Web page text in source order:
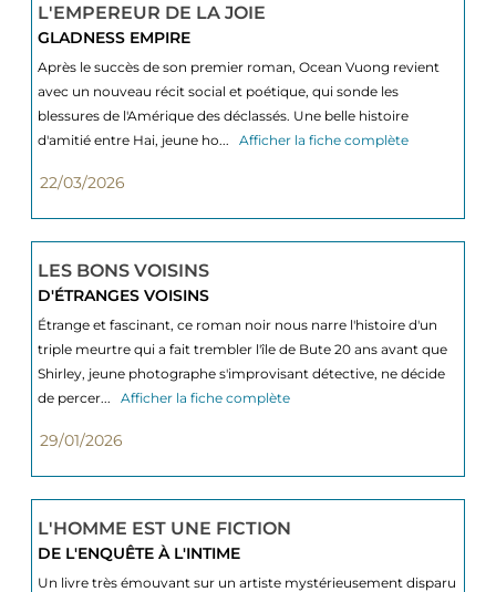
L'EMPEREUR DE LA JOIE
GLADNESS EMPIRE
Après le succès de son premier roman, Ocean Vuong revient
avec un nouveau récit social et poétique, qui sonde les
blessures de l'Amérique des déclassés. Une belle histoire
d'amitié entre Hai, jeune ho...
Afficher la fiche complète
22/03/2026
LES BONS VOISINS
D'ÉTRANGES VOISINS
Étrange et fascinant, ce roman noir nous narre l'histoire d'un
triple meurtre qui a fait trembler l'île de Bute 20 ans avant que
Shirley, jeune photographe s'improvisant détective, ne décide
de percer...
Afficher la fiche complète
29/01/2026
L'HOMME EST UNE FICTION
DE L'ENQUÊTE À L'INTIME
Un livre très émouvant sur un artiste mystérieusement disparu